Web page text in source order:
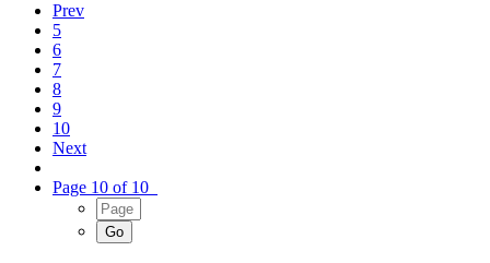
Prev
5
6
7
8
9
10
Next
Page 10 of 10